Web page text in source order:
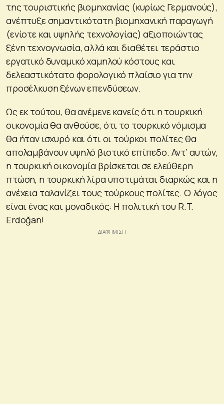
της τουριστικής βιομηχανίας (κυρίως Γερμανούς),
ανέπτυξε σημαντικότατη βιομηχανική παραγωγή
(ενίοτε και υψηλής τεχνολογίας) αξιοποιώντας
ξένη τεχνογνωσία, αλλά και διαθέτει τεράστιο
εργατικό δυναμικό χαμηλού κόστους και
δελεαστικότατο φορολογικό πλαίσιο για την
προσέλκυση ξένων επενδύσεων.
Ως εκ τούτου, θα ανέμενε κανείς ότι η τουρκική
οικονομία θα ανθούσε, ότι το τουρκικό νόμισμα
θα ήταν ισχυρό και ότι οι τούρκοι πολίτες θα
απολαμβάνουν υψηλό βιοτικό επίπεδο. Αντ’ αυτών,
η τουρκική οικονομία βρίσκεται σε ελεύθερη
πτώση, η τουρκική λίρα υποτιμάται διαρκώς και η
ανέχεια ταλανίζει τους τούρκους πολίτες. Ο λόγος
είναι ένας και μοναδικός: Η πολιτική του R.T.
Erdoğan!